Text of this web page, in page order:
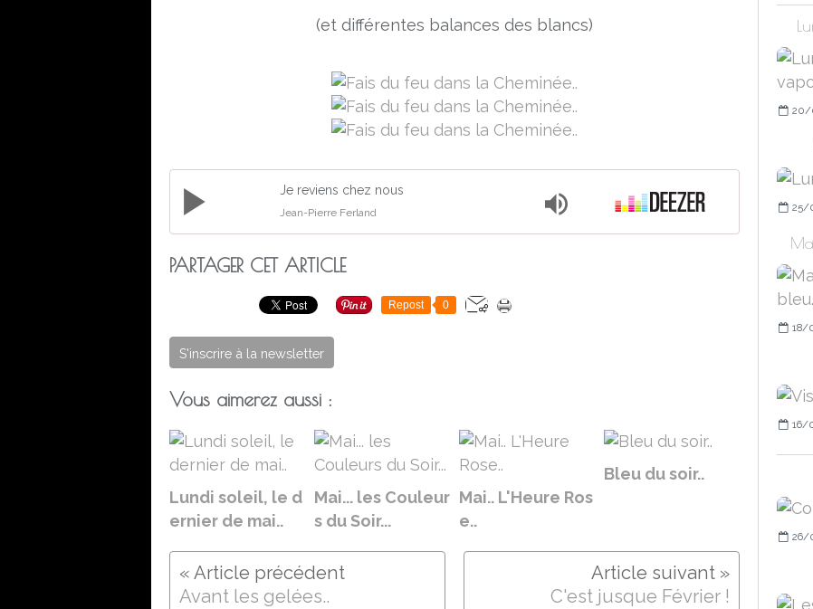
(et différentes balances des blancs)
Je reviens chez nous
Jean-Pierre Ferland
PARTAGER CET ARTICLE
Repost 0
S'inscrire à la newsletter
Vous aimerez aussi :
Lundi soleil, le d
ernier de mai..
Mai... les Couleur
s du Soir...
Mai.. L'Heure Ros
e..
Bleu du soir..
Avant les gelées.. C'est jusque Février !
20/
25/
18/
16/
26/